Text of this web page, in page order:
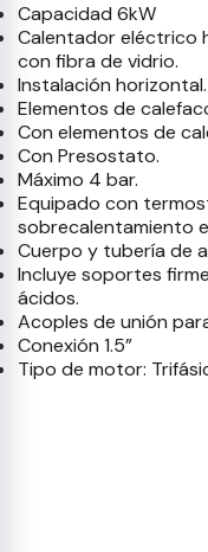
Capacidad 6kW
Calentador eléctrico
con fibra de vidrio.
Instalación horizontal.
Elementos de
Con elementos de
Con Presostato.
Máximo 4 bar.
Equipado con
sobrecalentamiento
Cuerpo y tubería de
Incluye soportes
ácidos.
Acoples de unión
Conexión 1.5”
Tipo de motor: